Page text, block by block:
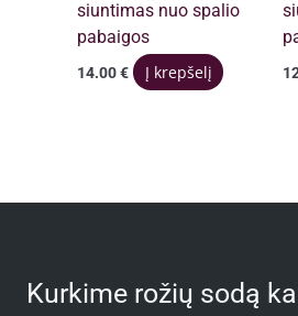
siuntimas nuo spalio
pabaigos
14.00€ Į krepšelį
Kurkime rožių sodą